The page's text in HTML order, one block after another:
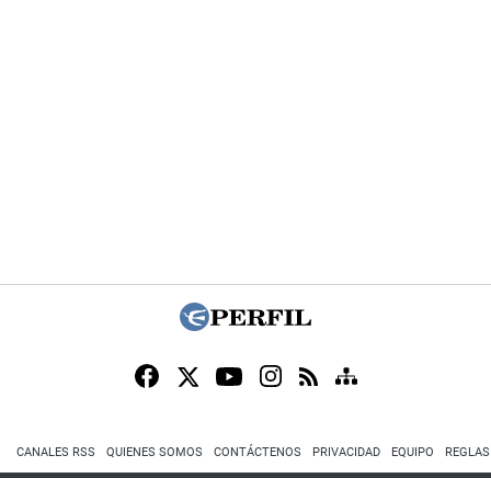
CANALES RSS QUIENES SOMOS CONTÁCTENOS PRIVACIDAD EQUIPO